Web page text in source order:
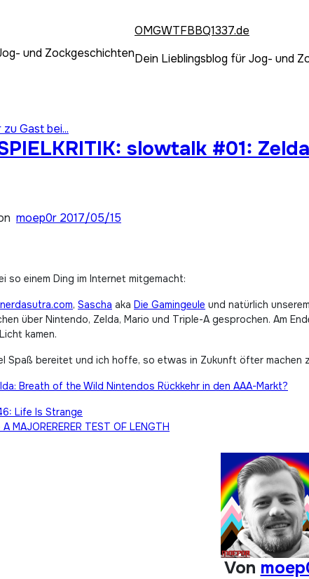
und Zockgeschichten
OMGWTFBBQ1337.de
Dein Lieblingsblog für Jog- und
Gast bei...
slowtalk #01:
moep0r 2017/05/15
so einem Ding im Internet mitgemacht:
nerdasutra.com, Sascha aka Die Gamingeule und natürlich
über Nintendo, Zelda, Mario und Triple-A gesprochen. Am
kamen.
Spaß bereitet und ich hoffe, so etwas in Zukunft öfter machen
Breath of the Wild Nintendos Rückkehr in den AAA-Markt?
Life Is Strange
MAJORERERER TEST OF LENGTH
Von